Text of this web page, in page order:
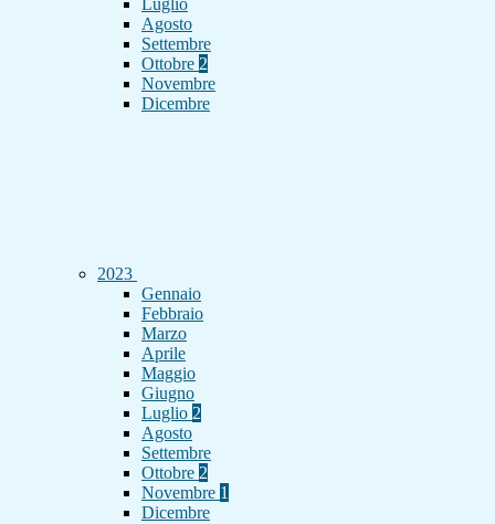
Luglio
Agosto
Settembre
Ottobre 2
Novembre
Dicembre
2023
Gennaio
Febbraio
Marzo
Aprile
Maggio
Giugno
Luglio 2
Agosto
Settembre
Ottobre 2
Novembre 1
Dicembre